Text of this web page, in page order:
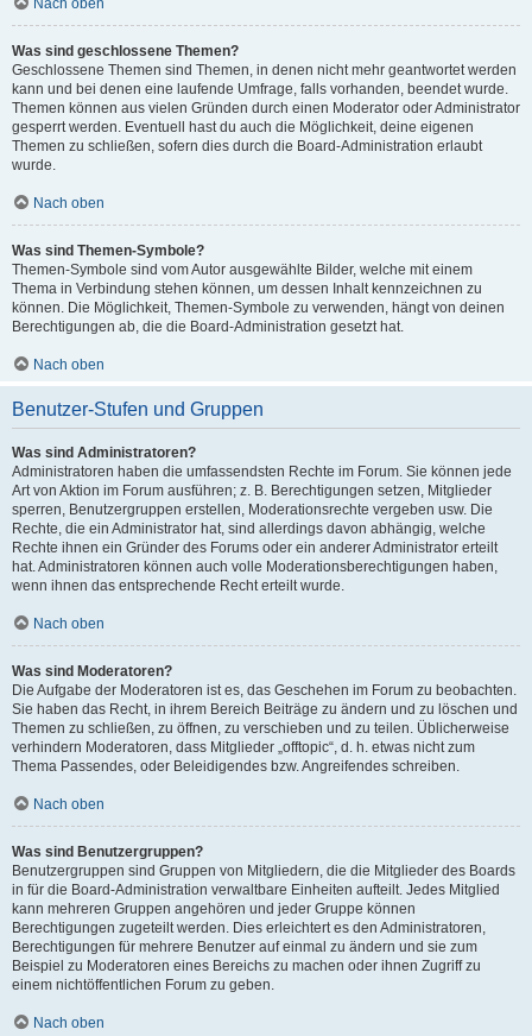
Nach oben
Was sind geschlossene Themen?
Geschlossene Themen sind Themen, in denen nicht mehr geantwortet werden
kann und bei denen eine laufende Umfrage, falls vorhanden, beendet wurde.
Themen können aus vielen Gründen durch einen Moderator oder Administrator
gesperrt werden. Eventuell hast du auch die Möglichkeit, deine eigenen
Themen zu schließen, sofern dies durch die Board-Administration erlaubt
wurde.
Nach oben
Was sind Themen-Symbole?
Themen-Symbole sind vom Autor ausgewählte Bilder, welche mit einem
Thema in Verbindung stehen können, um dessen Inhalt kennzeichnen zu
können. Die Möglichkeit, Themen-Symbole zu verwenden, hängt von deinen
Berechtigungen ab, die die Board-Administration gesetzt hat.
Nach oben
Benutzer-Stufen und Gruppen
Was sind Administratoren?
Administratoren haben die umfassendsten Rechte im Forum. Sie können jede
Art von Aktion im Forum ausführen; z. B. Berechtigungen setzen, Mitglieder
sperren, Benutzergruppen erstellen, Moderationsrechte vergeben usw. Die
Rechte, die ein Administrator hat, sind allerdings davon abhängig, welche
Rechte ihnen ein Gründer des Forums oder ein anderer Administrator erteilt
hat. Administratoren können auch volle Moderationsberechtigungen haben,
wenn ihnen das entsprechende Recht erteilt wurde.
Nach oben
Was sind Moderatoren?
Die Aufgabe der Moderatoren ist es, das Geschehen im Forum zu beobachten.
Sie haben das Recht, in ihrem Bereich Beiträge zu ändern und zu löschen und
Themen zu schließen, zu öffnen, zu verschieben und zu teilen. Üblicherweise
verhindern Moderatoren, dass Mitglieder „offtopic“, d. h. etwas nicht zum
Thema Passendes, oder Beleidigendes bzw. Angreifendes schreiben.
Nach oben
Was sind Benutzergruppen?
Benutzergruppen sind Gruppen von Mitgliedern, die die Mitglieder des Boards
in für die Board-Administration verwaltbare Einheiten aufteilt. Jedes Mitglied
kann mehreren Gruppen angehören und jeder Gruppe können
Berechtigungen zugeteilt werden. Dies erleichtert es den Administratoren,
Berechtigungen für mehrere Benutzer auf einmal zu ändern und sie zum
Beispiel zu Moderatoren eines Bereichs zu machen oder ihnen Zugriff zu
einem nichtöffentlichen Forum zu geben.
Nach oben